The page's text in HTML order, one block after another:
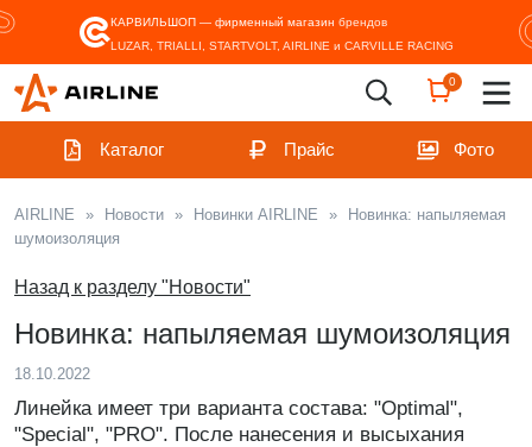
КАРВИЛЬШОП — фирменный магазин брендов
LUZAR, TRIALLI, STARTVOLT, AIRLINE и CARVILLE RACING
0
Каталог Прайс Фото
AIRLINE » Новости » Новинки AIRLINE »
Новинка: напыляемая
шумоизоляция
Назад к разделу "Новости"
Новинка: напыляемая шумоизоляция
18.10.2022
Линейка имеет три варианта состава: "Optimal",
"Special", "PRO". После нанесения и высыхания